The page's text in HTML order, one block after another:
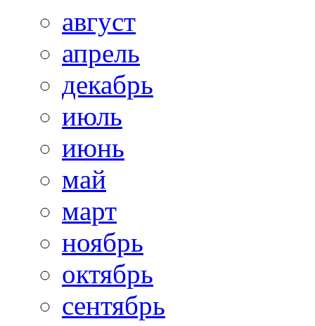
август
апрель
декабрь
июль
июнь
май
март
ноябрь
октябрь
сентябрь